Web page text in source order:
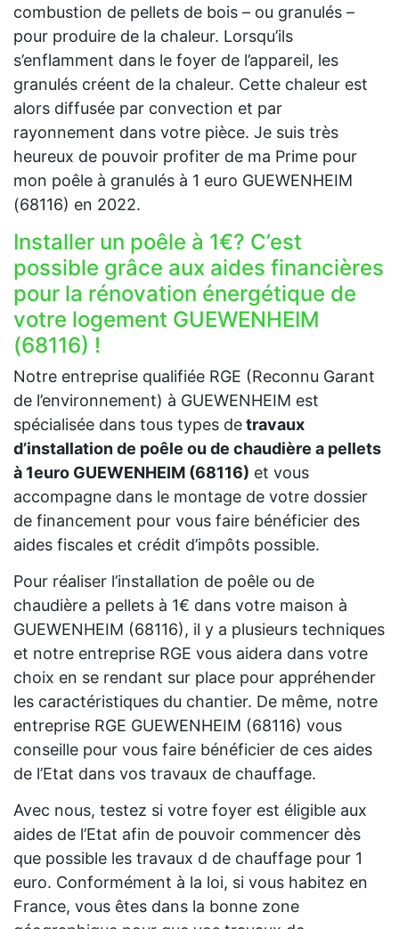
combustion de pellets de bois – ou granulés –
pour produire de la chaleur. Lorsqu’ils
s’enflamment dans le foyer de l’appareil, les
granulés créent de la chaleur. Cette chaleur est
alors diffusée par convection et par
rayonnement dans votre pièce. Je suis très
heureux de pouvoir profiter de ma Prime pour
mon poêle à granulés à 1 euro GUEWENHEIM
(68116) en 2022.
Installer un poêle à 1€? C’est
possible grâce aux aides financières
pour la rénovation énergétique de
votre logement GUEWENHEIM
(68116) !
Notre entreprise qualifiée RGE (Reconnu Garant
de l’environnement) à GUEWENHEIM est
spécialisée dans tous types detravaux
d’installation de poêle ou de chaudière a pellets
à 1euro GUEWENHEIM (68116) et vous
accompagne dans le montage de votre dossier
de financement pour vous faire bénéficier des
aides fiscales et crédit d’impôts possible.
Pour réaliser l’installation de poêle ou de
chaudière a pellets à 1€ dans votre maison à
GUEWENHEIM (68116), il y a plusieurs techniques
et notre entreprise RGE vous aidera dans votre
choix en se rendant sur place pour appréhender
les caractéristiques du chantier. De même, notre
entreprise RGE GUEWENHEIM (68116) vous
conseille pour vous faire bénéficier de ces aides
de l’Etat dans vos travaux de chauffage.
Avec nous, testez si votre foyer est éligible aux
aides de l’Etat afin de pouvoir commencer dès
que possible les travaux d de chauffage pour 1
euro. Conformément à la loi, si vous habitez en
France, vous êtes dans la bonne zone